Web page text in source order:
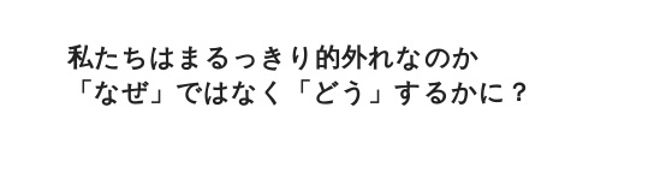
私たちはまるっきり的外れなのか
「なぜ」ではなく「どう」するかに？